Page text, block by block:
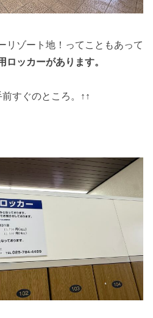
リゾート地！ってこともあって
ロッカーがあります。
すぐのところ。↑↑